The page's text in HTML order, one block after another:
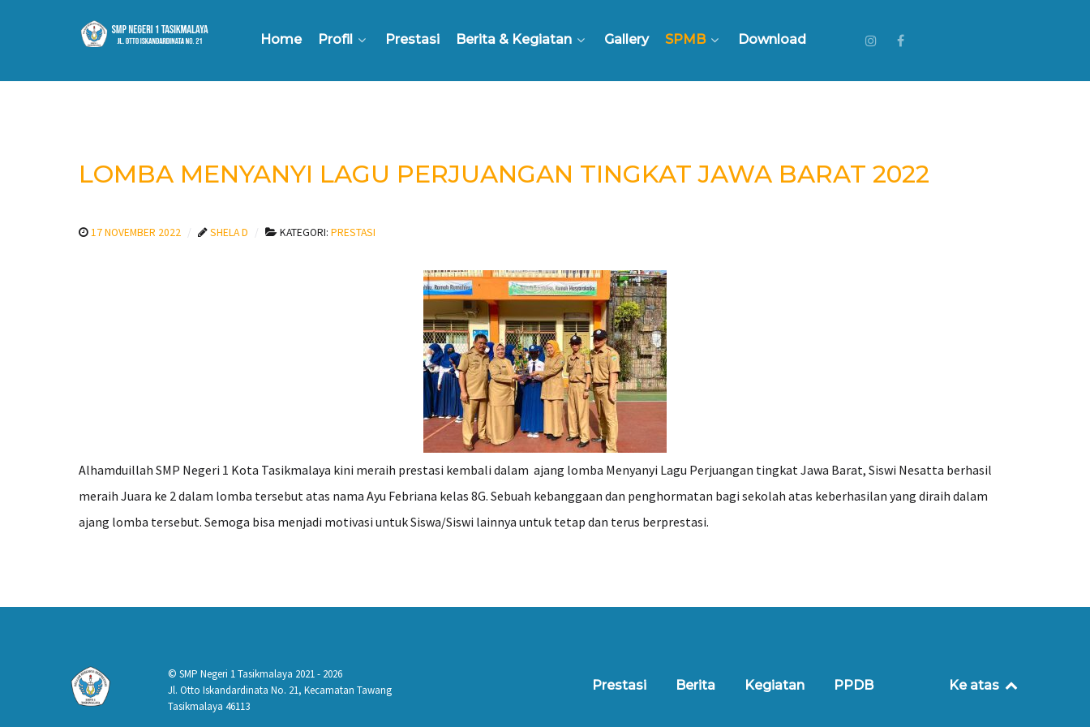
Home Profil Prestasi Berita & Kegiatan Gallery SPMB Download
LOMBA MENYANYI LAGU PERJUANGAN TINGKAT JAWA BARAT 2022
17 NOVEMBER 2022 SHELA D KATEGORI: PRESTASI
Alhamduillah SMP Negeri 1 Kota Tasikmalaya kini meraih prestasi kembali dalam ajang lomba Menyanyi Lagu Perjuangan tingkat Jawa Barat, Siswi Nesatta berhasil
meraih Juara ke 2 dalam lomba tersebut atas nama Ayu Febriana kelas 8G. Sebuah kebanggaan dan penghormatan bagi sekolah atas keberhasilan yang diraih dalam
ajang lomba tersebut. Semoga bisa menjadi motivasi untuk Siswa/Siswi lainnya untuk tetap dan terus berprestasi.
© SMP Negeri 1 Tasikmalaya 2021 - 2026
Jl. Otto Iskandardinata No. 21, Kecamatan Tawang
Tasikmalaya 46113
Prestasi Berita Kegiatan PPDB Ke atas